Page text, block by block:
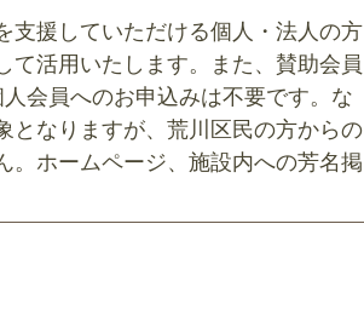
支援していただける個人・法人の方
て活用いたします。また、賛助会員
会員へのお申込みは不要です。な
となりますが、荒川区民の方からの
。ホームページ、施設内への芳名掲